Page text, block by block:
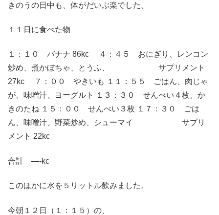
きのうの日中も、体がだいぶ楽でした。
１１日に食べた物
１：１０ バナナ 86kc ４：４５ おにぎり、レンコン
炒め、煮かぼちゃ、とうふ、 サプリメント
27kc ７：００ やきいも １１：５５ ごはん、肉じゃ
が、味噌汁、ヨーグルト １３：３０ せんべい４枚、か
きのたね １５：００ せんべい３枚 １７：３０ ごは
ん、味噌汁、野菜炒め、シューマイ サプリ
メント 22kc
合計 —-kc
このほかに水を５リットル飲みました。
今朝１２日（１：１５）の、